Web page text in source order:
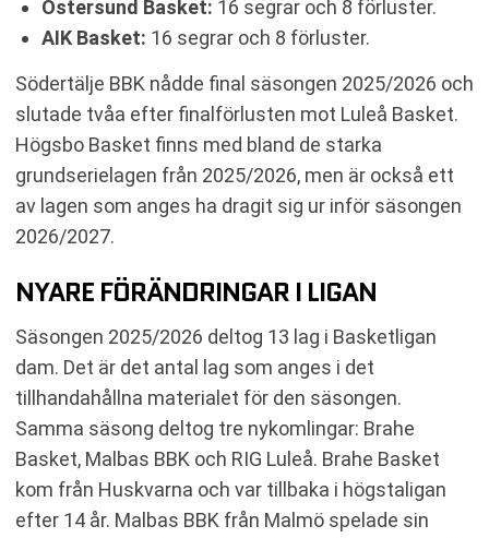
Östersund Basket: 16 segrar och 8 förluster.
AIK Basket: 16 segrar och 8 förluster.
Södertälje BBK nådde final säsongen 2025/2026 och
slutade tvåa efter finalförlusten mot Luleå Basket.
Högsbo Basket finns med bland de starka
grundserielagen från 2025/2026, men är också ett
av lagen som anges ha dragit sig ur inför säsongen
2026/2027.
NYARE FÖRÄNDRINGAR I LIGAN
Säsongen 2025/2026 deltog 13 lag i Basketligan
dam. Det är det antal lag som anges i det
tillhandahållna materialet för den säsongen.
Samma säsong deltog tre nykomlingar: Brahe
Basket, Malbas BBK och RIG Luleå. Brahe Basket
kom från Huskvarna och var tillbaka i högstaligan
efter 14 år. Malbas BBK från Malmö spelade sin